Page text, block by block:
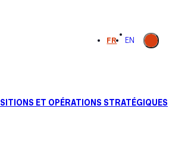
FR EN
Ouvrir la
recherche